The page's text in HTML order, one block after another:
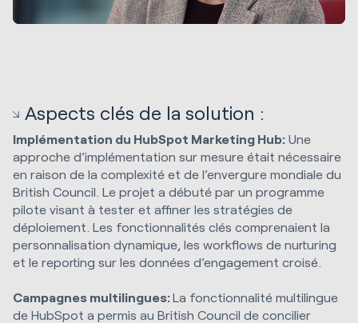
Aspects clés de la solution :
Implémentation du HubSpot Marketing Hub: Une
approche d’implémentation sur mesure était nécessaire
en raison de la complexité et de l’envergure mondiale du
British Council. Le projet a débuté par un programme
pilote visant à tester et affiner les stratégies de
déploiement. Les fonctionnalités clés comprenaient la
personnalisation dynamique, les workflows de nurturing
et le reporting sur les données d’engagement croisé.
Campagnes multilingues:La fonctionnalité multilingue
de HubSpot a permis au British Council de concilier